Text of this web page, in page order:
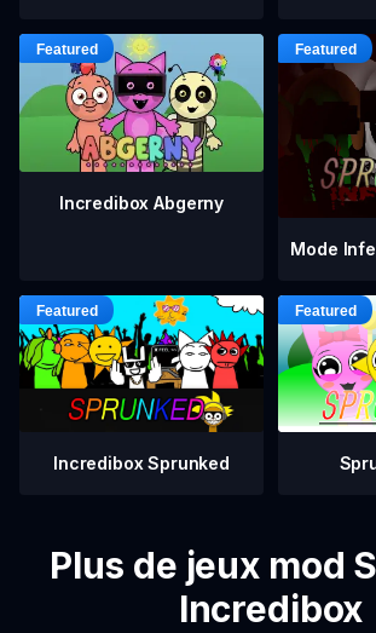
Incredibox Abgerny
Mode
Incredibox Sprunked
Plus de jeux mod
Incredibox